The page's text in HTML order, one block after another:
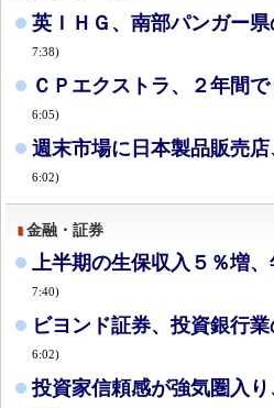
英ＩＨＧ、南部パンガー
7:38)
ＣＰエクストラ、２年間
6:05)
週末市場に日本製品販売
6:02)
金融・証券
上半期の生保収入５％増
7:40)
ビヨンド証券、投資銀行
6:02)
投資家信頼感が強気圏入